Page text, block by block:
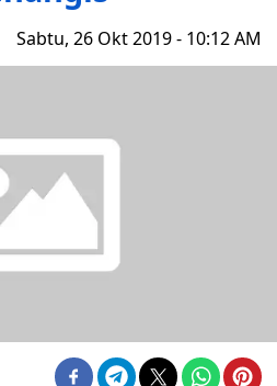
Sabtu, 26 Okt 2019 - 10:12 AM